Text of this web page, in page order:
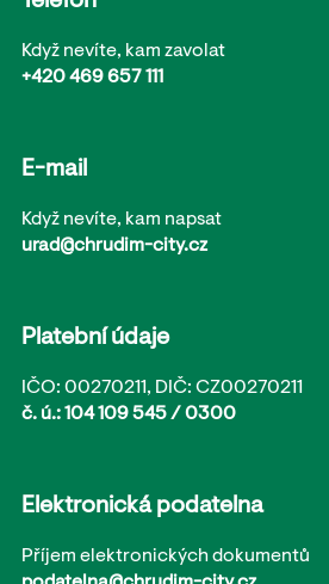
Když nevíte, kam zavolat
+420 469 657 111
E-mail
Když nevíte, kam napsat
urad@chrudim-city.cz
Platební údaje
IČO: 00270211, DIČ: CZ00270211
č. ú.: 104 109 545 / 0300
Elektronická podatelna
Příjem elektronických dokumentů